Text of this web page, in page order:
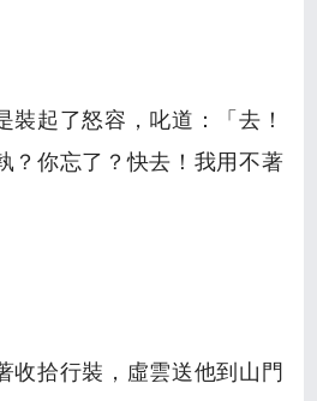
裝起了怒容，叱道：「去！
？你忘了？快去！我用不著
收拾行裝，虛雲送他到山門